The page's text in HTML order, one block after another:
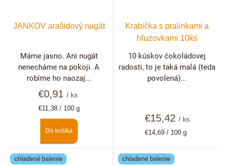
JANKOV arašidový nugát
€0,91 / ks
Jednotková
€11,38 / 100 g
Do košíka
Máme jasno. Ani nugát
nenecháme na pokoji. A
robíme ho naozaj...
Krabička s pralinkami a
hľuzovkami 10ks
€15,42 / ks
Jednotková
€14,69 / 100 g
10 kúskov čokoládovej
radosti, to je taká malá (teda
povolená)...
chladené balenie chladené balenie